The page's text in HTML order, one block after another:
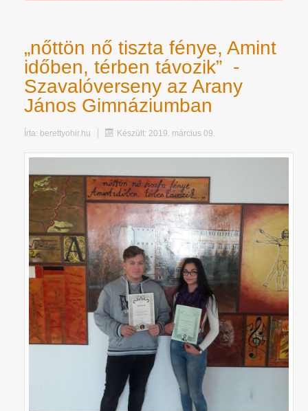
„nőttön nő tiszta fénye, Amint
időben, térben távozik” -
Szavalóverseny az Arany
János Gimnáziumban
Írta: berettyohir.hu Készült: 2019. március 09.